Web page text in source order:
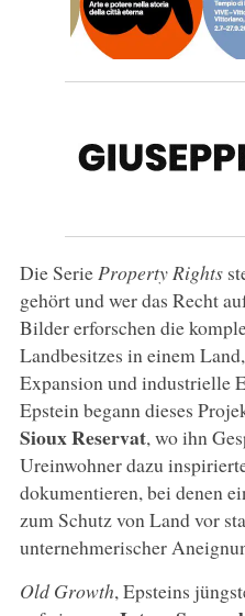
Die Serie Property Rights
gehört und wer das Recht
Bilder erforschen die
Landbesitzes in einem
Expansion und industrielle
Epstein begann dieses
Sioux Reservat, wo ihn
Ureinwohner dazu
dokumentieren, bei denen
zum Schutz von Land vor
unternehmerischer
Old Growth, Epsteins